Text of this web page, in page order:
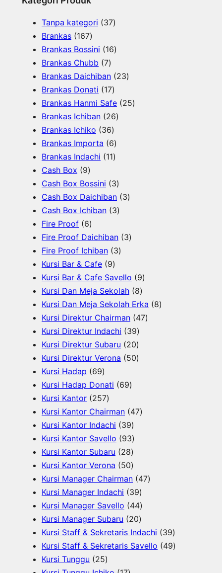
Tanpa kategori 373
P
o
d
u
k
Brankas 1671
6
7
P
r
o
d
u
k
Brankas Bossini 161
P
r
o
d
k
Brankas Chubb 77
P
r
o
d
u
k
Brankas Daichiban 232
P
Brankas Donati 171
7
P
r
o
d
k
Brankas Hanmi Safe 252
Brankas Ichiban 262
P
d
u
k
Brankas Ichiko 363
6
P
o
d
u
Brankas Importa 66
P
o
d
u
Brankas Indachi 111
P
r
o
u
k
Cash Box 99
P
r
o
d
u
k
Cash Box Bossini 33
P
r
d
u
Cash Box Daichiban 33
o
k
Cash Box Ichiban 33
r
o
u
k
Fire Proof 66
P
r
o
d
u
k
Fire Proof Daichiban 33
o
d
u
k
Fire Proof Ichiban 33
r
o
d
u
k
Kursi Bar & Cafe 99
P
r
o
d
u
k
Kursi Bar & Cafe Savello 99
r
o
Kursi Dan Meja Sekolah 88
P
r
Kursi Dan Meja Sekolah Erka 88
Kursi Direktur Chairman 474
Kursi Direktur Indachi 393
9
P
u
Kursi Direktur Subaru 202
0
d
Kursi Direktur Verona 505
o
Kursi Hadap 696
9
P
r
o
d
u
k
Kursi Hadap Donati 696
P
r
o
d
u
k
Kursi Kantor 2572
5
7
P
r
o
d
u
k
Kursi Kantor Chairman 474
d
u
k
Kursi Kantor Indachi 393
9
P
r
o
d
u
k
Kursi Kantor Savello 939
3
P
r
o
d
u
k
Kursi Kantor Subaru 282
8
P
r
o
d
u
k
Kursi Kantor Verona 505
0
P
r
o
d
u
Kursi Manager Chairman 474
o
d
Kursi Manager Indachi 393
9
P
r
o
Kursi Manager Savello 444
4
P
r
Kursi Manager Subaru 202
0
P
Kursi Staff & Sekretaris Indachi 393
9
Kursi Staff & Sekretaris Savello 494
Kursi Tunggu 252